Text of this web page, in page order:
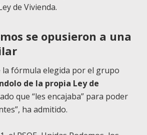
de Vivienda.
se opusieron a una
la fórmula elegida por el grupo
de la propia Ley de
que “les encajaba” para poder
ha admitido.